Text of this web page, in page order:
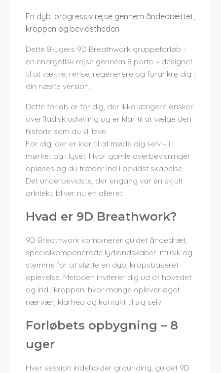
En dyb, progressiv rejse gennem åndedrættet,
kroppen og bevidstheden
Dette 8-ugers 9D Breathwork gruppeforløb -
en energetisk rejse gennem 8 porte – designet
til at vække, rense, regenerere og forankre dig i
din næste version.
Dette forløb er for dig, der ikke længere ønsker
overfladisk udvikling og er klar til at vælge den
historie som du vil leve.
For dig, der er klar til at møde dig selv – i
mørket og i lyset. Hvor gamle overbevisninger
opløses og du træder ind i bevidst skabelse.
Det underbevidste, der engang var en skjult
arkitekt, bliver nu en allieret.
Hvad er 9D Breathwork?
9D Breathwork kombinerer guidet åndedræt,
specialkomponerede lydlandskaber, musik og
stemme for at støtte en dyb, kropsbaseret
oplevelse. Metoden inviterer dig ud af hovedet
og ind i kroppen, hvor mange oplever øget
nærvær, klarhed og kontakt til sig selv.
Forløbets opbygning – 8
uger
Hver session indeholder grounding, guidet 9D